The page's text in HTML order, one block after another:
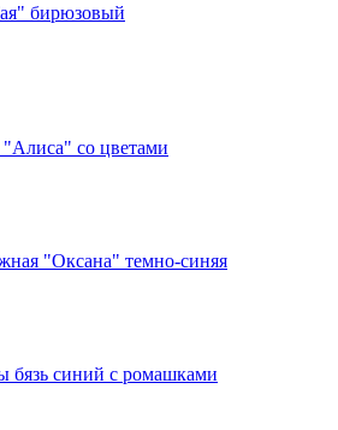
бирюзовый
со цветами
"Оксана" темно-синяя
бязь синий с ромашками